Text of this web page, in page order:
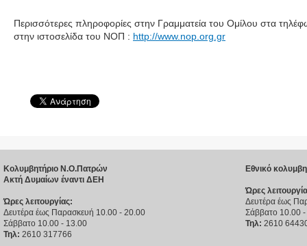
Περισσότερες πληροφορίες στην Γραμματεία του Ομίλου στα
στην ιστοσελίδα του ΝΟΠ : http://www.nop.org.gr
Κολυμβητήριο Ν.Ο.Πατρών
Ακτή Δυμαίων έναντι ΔΕΗ
Ώρες λειτουργίας:
Δευτέρα έως Παρασκευή 10.00 - 20.00
Σάββατο 10.00 - 13.00
Τηλ: 2610 317766
Εθνικό
Ώρες
Δευτέρα έως
Σάββατο 10.00
Τηλ: 2610